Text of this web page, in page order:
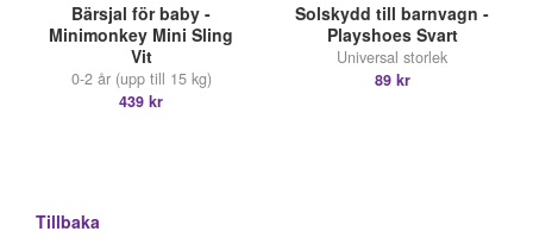
Bärsjal för baby -
Minimonkey Mini Sling
Vit
0-2 år (upp till 15 kg)
439 kr
Solskydd till barnvagn -
Playshoes Svart
Universal storlek
89 kr
Tillbaka